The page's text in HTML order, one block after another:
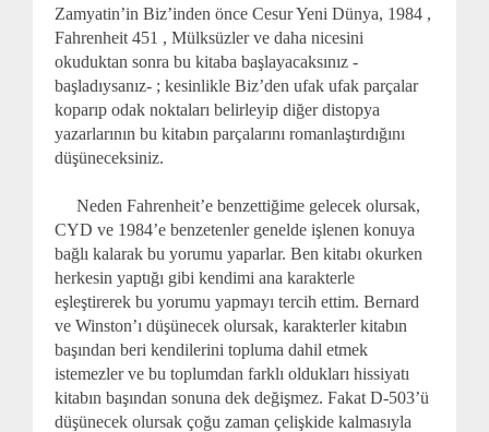
Zamyatin’in Biz’inden önce Cesur Yeni Dünya, 1984 ,
Fahrenheit 451 , Mülksüzler ve daha nicesini
okuduktan sonra bu kitaba başlayacaksınız -
başladıysanız- ; kesinlikle Biz’den ufak ufak parçalar
koparıp odak noktaları belirleyip diğer distopya
yazarlarının bu kitabın parçalarını romanlaştırdığını
düşüneceksiniz.
Neden Fahrenheit’e benzettiğime gelecek olursak,
CYD ve 1984’e benzetenler genelde işlenen konuya
bağlı kalarak bu yorumu yaparlar. Ben kitabı okurken
herkesin yaptığı gibi kendimi ana karakterle
eşleştirerek bu yorumu yapmayı tercih ettim. Bernard
ve Winston’ı düşünecek olursak, karakterler kitabın
başından beri kendilerini topluma dahil etmek
istemezler ve bu toplumdan farklı oldukları hissiyatı
kitabın başından sonuna dek değişmez. Fakat D-503’ü
düşünecek olursak çoğu zaman çelişkide kalmasıyla